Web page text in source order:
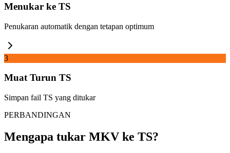
Menukar ke TS
Penukaran automatik dengan tetapan optimum
3
Muat Turun TS
Simpan fail TS yang ditukar
PERBANDINGAN
Mengapa tukar MKV ke TS?